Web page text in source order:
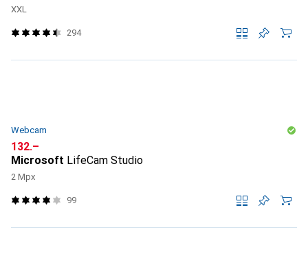
XXL
294
Webcam
CHF
132.–
Microsoft LifeCam Studio
2 Mpx
99